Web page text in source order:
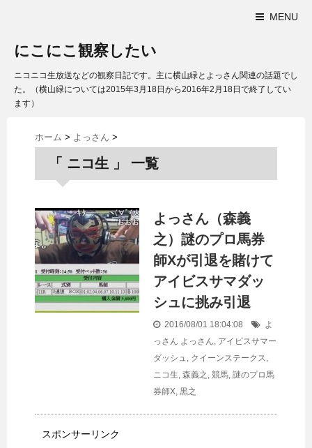
MENU
にこにこ観察したい
ニコニコ生放送などの観察日記です。主に横山緑とよっさん関連の話題でし
た。（横山緑については2015年3月18日から2016年2月18日で終了してい
ます）
ホーム > よっさん >
「 ニコ生 」 一覧
よっさん（森義
之）謎のプロ馬券
師Xが引退を賭けて
アイビスサマダッ
シュに挑み引退
2016/08/01 18:04:08
よ
っさん よっさん, アイビスサマー
ダッシュ , クイーンステークス,
ニコ生, 森義之 , 競馬, 謎のプロ馬
券師X, 黒之
スポンサーリンク